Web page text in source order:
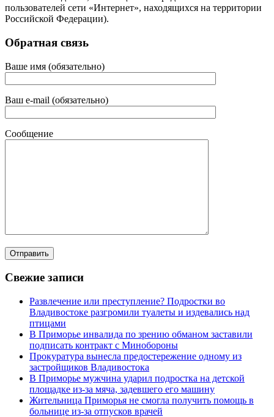
пользователей сети «Интернет», находящихся на территории
Российской Федерации).
Обратная связь
Ваше имя (обязательно)
Ваш e-mail (обязательно)
Сообщение
Свежие записи
Развлечение или преступление? Подростки во
Владивостоке разгромили туалеты и издевались над
птицами
В Приморье инвалида по зрению обманом заставили
подписать контракт с Минобороны
Прокуратура вынесла предостережение одному из
застройщиков Владивостока
В Приморье мужчина ударил подростка на детской
площадке из-за мяча, задевшего его машину
Жительница Приморья не смогла получить помощь в
больнице из-за отпусков врачей